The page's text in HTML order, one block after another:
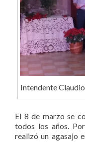
Intendente
El 8 de marzo se
todos los años.
realizó un agasajo